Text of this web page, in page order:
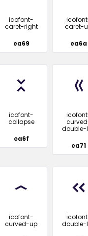
icofont-
caret-right
ea69
caret-
ea6a
icofont-
collapse
ea6f
double-
ea71
icofont-
curved-up
double-